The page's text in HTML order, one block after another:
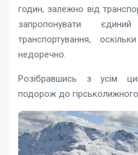
годин, залежно від
запропонувати
транспортування,
недоречно.
Розібравшись з усім
подорож до